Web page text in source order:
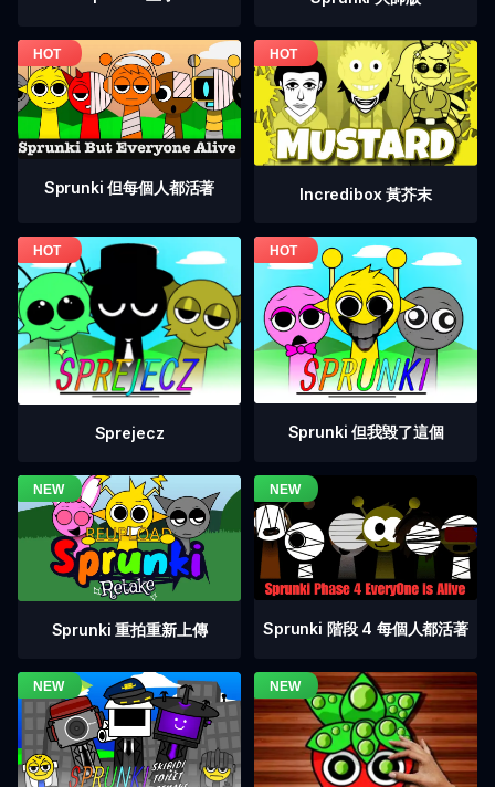
Sprunki 但每個人都活著 Incredibox 黃芥末
Sprejecz Sprunki 但我毀了這個
Sprunki 重拍重新上傳 Sprunki 階段 4 每個人都活著